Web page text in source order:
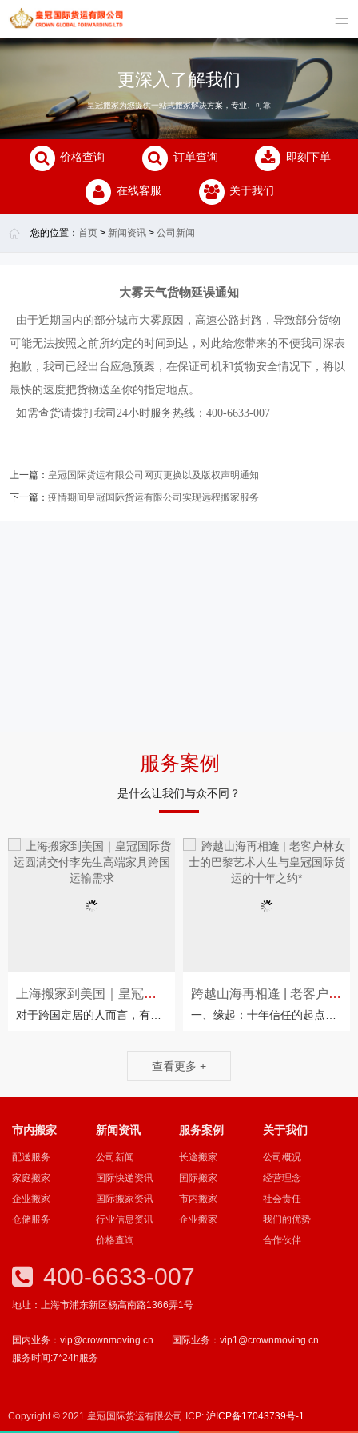

更深入了解我们
皇冠搬家为您提供一站式搬家解决方案，专业、可靠
价格查询 订单查询 即刻下单
在线客服 关于我们
您的位置： 首页 > 新闻资讯 > 公司新闻
大雾天气货物延误通知
由于近期国内的部分城市大雾原因，高速公路封路，导致部分货物
可能无法按照之前所约定的时间到达，对此给您带来的不便我司深表
抱歉，我司已经出台应急预案，在保证司机和货物安全情况下，将以
最快的速度把货物送至你的指定地点。
如需查货请拨打我司24小时服务热线：400-6633-007
上一篇： 皇冠国际货运有限公司网页更换以及版权声明通知
下一篇： 疫情期间皇冠国际货运有限公司实现远程搬家服务
服务案例
是什么让我们与众不同？
上海搬家到美国｜皇冠国际货运圆满交付 跨越山海再相逢 | 老客户林女士的巴黎
查看更多 +
市内搬家
配送服务
家庭搬家
企业搬家
仓储服务
新闻资讯
公司新闻
国际快递资讯
国际搬家资讯
行业信息资讯
价格查询
服务案例
长途搬家
国际搬家
市内搬家
企业搬家
关于我们
公司概况
经营理念
社会责任
我们的优势
合作伙伴
400-6633-007
地址：上海市浦东新区杨高南路1366弄1号
国内业务：vip@crownmoving.cn
国际业务：vip1@crownmoving.cn
服务时间:7*24h服务
Copyright © 2021 皇冠国际货运有限公司 ICP: 沪ICP备17043739号-1